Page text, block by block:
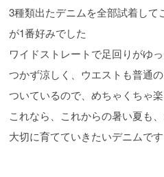
3種類出たデニムを全部試着して
が1番好みでした
ワイドストレートで足回りがゆ
つかず涼しく、ウエストも普通
ついているので、めちゃくちゃ
これなら、これからの暑い夏も
大切に育てていきたいデニムです